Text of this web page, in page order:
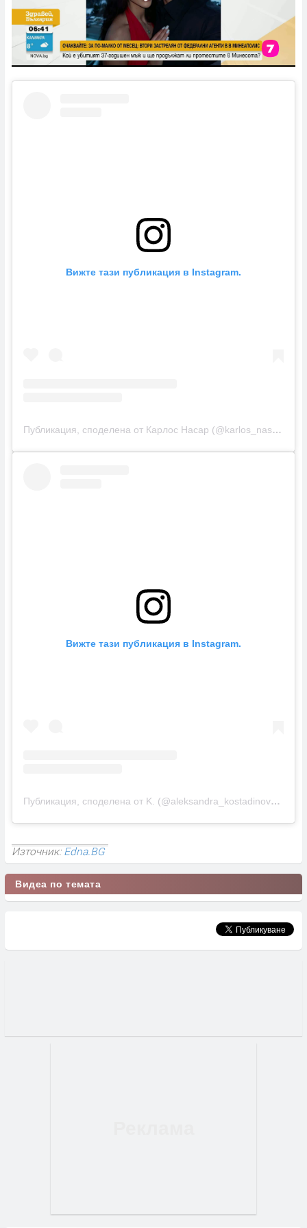
Вижте тази публикация в Instagram.
Публикация, споделена от Карлос Насар (@karlos_nasar_)
Вижте тази публикация в Instagram.
Публикация, споделена от K. (@aleksandra_kostadinova2)
Източник: Edna.BG
Видеа по темата